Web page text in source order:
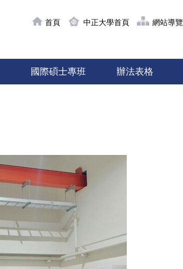
國際碩士專班 辦法表格
首頁 中正大學首頁 網站導覽